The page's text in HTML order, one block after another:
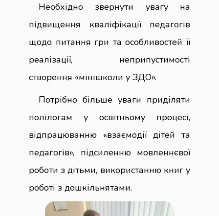
Необхідно звернути увагу на
підвищення кваліфікації педагогів
щодо питання гри та особливостей її
реалізації, неприпустимості
створення «мінішколи у ЗДО».
Потрібно більше уваги приділяти
полілогам у освітньому процесі,
відпрацюванню «взаємодії дітей та
педагогів», підсиленню мовленнєвої
роботи з дітьми, використанню книг у
роботі з дошкільнятами.